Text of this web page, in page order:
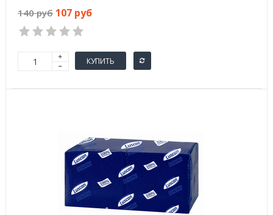
140 руб 107 руб
КУПИТЬ